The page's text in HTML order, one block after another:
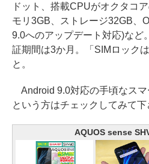
ドット、搭載CPUがオクタコ
モリ3GB、ストレージ32GB、
9.0へのアップデート対応)など
証期間は3か月。「SIMロック
と。
Android 9.0対応の手頃なスマ
という方はチェックしてみて下
AQUOS sense